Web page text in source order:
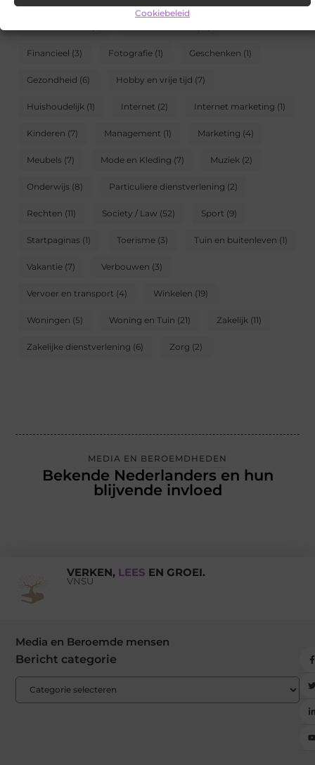
Cookiebeleid
Financieel (3) Fotografie (1) Geschenken (1)
Gezondheid (6) Hobby en vrije tijd (7)
Huishoudelijk (1) Internet (2) Internet marketing (1)
Kinderen (7) Management (1) Marketing (4)
Meubels (7) Mode en Kleding (7) Muziek (2)
Onderwijs (8) Particuliere dienstverlening (2)
Rechten (11) Society / Law (52) Sport (9)
Startpaginas (1) Toerisme (3) Tuin en buitenleven (1)
Vakantie (7) Verbouwen (3)
Vervoer en transport (4) Winkelen (19)
Woningen (5) Woning en Tuin (21) Zakelijk (11)
Zakelijke dienstverlening (6) Zorg (2)
MEDIA EN BEROEMDHEDEN
Bekende Nederlanders en hun
blijvende invloed
VERKEN, LEES EN GROEI.
VNSU
Media en Beroemde mensen
Bericht categorie